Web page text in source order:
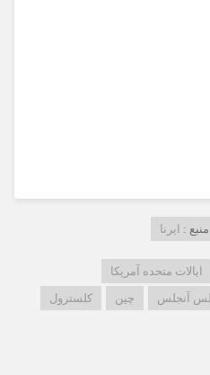
منبع : ایرنا
ایالات متحده آمریکا
لس آنجلس چین کلسترول